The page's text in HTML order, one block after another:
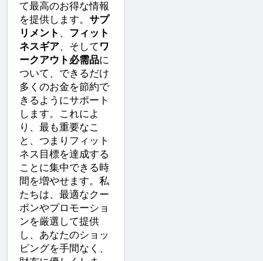
て最高のお得な情報
を提供します。 サプ
リメント 、 フィット
ネスギア、そして ワ
ークアウト必需品に
ついて、できるだけ
多くのお金を節約で
きるようにサポート
します。これによ
り、最も重要なこ
と、つまりフィット
ネス目標を達成する
ことに集中できる時
間を増やせます。私
たちは、最適なクー
ポンやプロモーショ
ンを厳選して提供
し、あなたのショッ
ピングを手間なく、